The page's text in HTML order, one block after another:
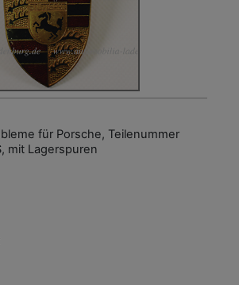
für Porsche, Teilenummer
mit Lagerspuren